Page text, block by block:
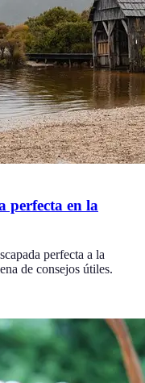
perfecta en la
perfecta a la
de consejos útiles.